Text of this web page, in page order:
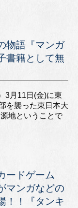
物語『マンガ
書籍として無
3月11日(金)に東
を襲った東日本大
地ということで
ードゲーム
マンガなどの
！！『タンキ